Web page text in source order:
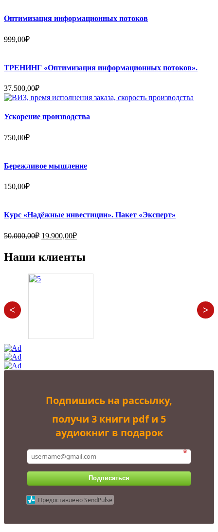
Оптимизация информационных потоков
999,00₽
ТРЕНИНГ «Оптимизация информационных потоков».
37.500,00₽
Ускорение производства
750,00₽
Бережливое мышление
150,00₽
Курс «Надёжные инвестиции». Пакет «Эксперт»
50.000,00₽ Первоначальная
50.000,00₽.
19.900,00₽Текущая
Наши клиенты
< >
Подпишись на рассылку,
получи 3 книги pdf и 5
аудиокниг в подарок
*
Подписаться
Предоставлено SendPulse